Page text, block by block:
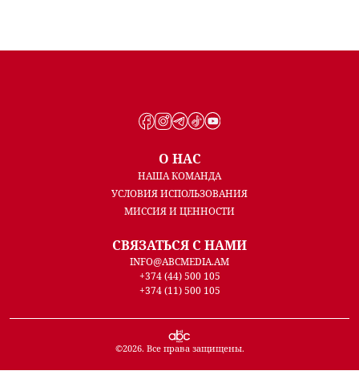
О НАС
НАША КОМАНДА
УСЛОВИЯ ИСПОЛЬЗОВАНИЯ
МИССИЯ И ЦЕННОСТИ
СВЯЗАТЬСЯ С НАМИ
INFO@ABCMEDIA.AM
+374 (44) 500 105
+374 (11) 500 105
©2026. Все права защищены.